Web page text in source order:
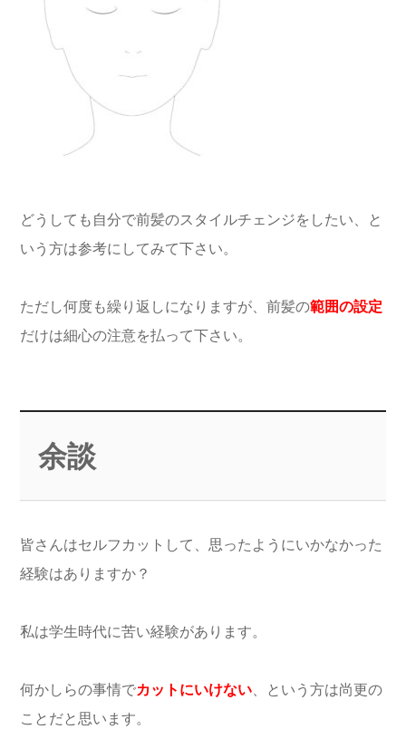
どうしても自分で前髪のスタイルチェンジをしたい、と
いう方は参考にしてみて下さい。
ただし何度も繰り返しになりますが、前髪の範囲の設定
だけは細心の注意を払って下さい。
余談
皆さんはセルフカットして、思ったようにいかなかった
経験はありますか？
私は学生時代に苦い経験があります。
何かしらの事情でカットにいけない 、という方は尚更の
ことだと思います。